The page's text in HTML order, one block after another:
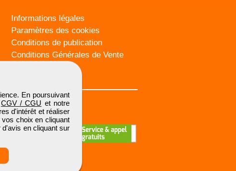
En poursuivant
CGV / CGU et notre
d'intérêt et réaliser
choix en cliquant
en cliquant sur
Informations légales
Paramètres des cookies
Conditions de publication
Conditions Générales de Vente